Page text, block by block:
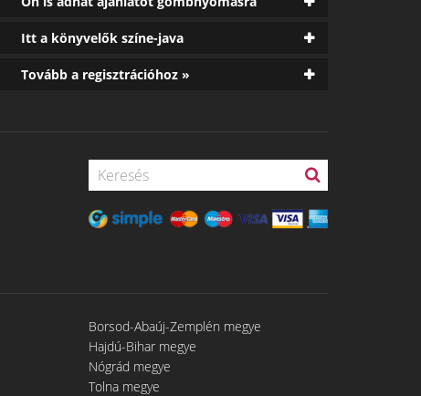
Itt a könyvelők színe-java
Tovább a regisztrációhoz »
Borsod-Abaúj-Zemplén megye
Hajdú-Bihar megye
Nógrád megye
Tolna megye